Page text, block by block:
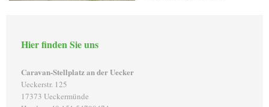
Hier finden Sie uns
Caravan-Stellplatz an der Uecker
Ueckerstr. 125
17373 Ueckermünde